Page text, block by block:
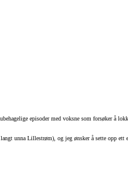
episoder med voksne som forsøker å
unna Lillestrøm), og jeg ønsker å sette opp ett